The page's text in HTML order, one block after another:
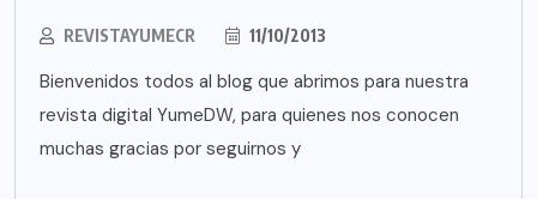
REVISTAYUMECR 11/10/2013
Bienvenidos todos al blog que abrimos para nuestra
revista digital YumeDW, para quienes nos conocen
muchas gracias por seguirnos y